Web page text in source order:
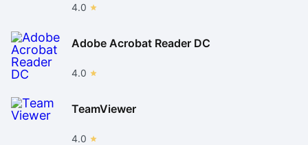
4.0
Adobe Acrobat Reader DC
4.0
TeamViewer
4.0